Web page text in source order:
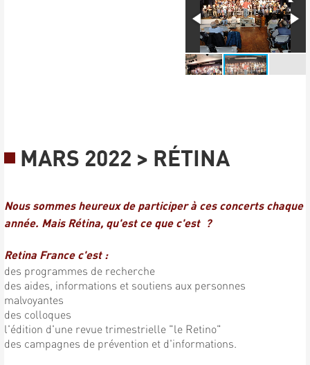
MARS 2022 > RÉTINA
Nous sommes heureux de participer à ces concerts chaque
année. Mais Rétina, qu'est ce que c'est ?
Retina France c'est :
des programmes de recherche
des aides, informations et soutiens aux personnes
malvoyantes
des colloques
l'édition d'une revue trimestrielle "le Retino"
des campagnes de prévention et d'informations.